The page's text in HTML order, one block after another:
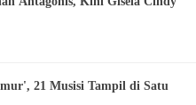
21 Musisi Tampil di Satu